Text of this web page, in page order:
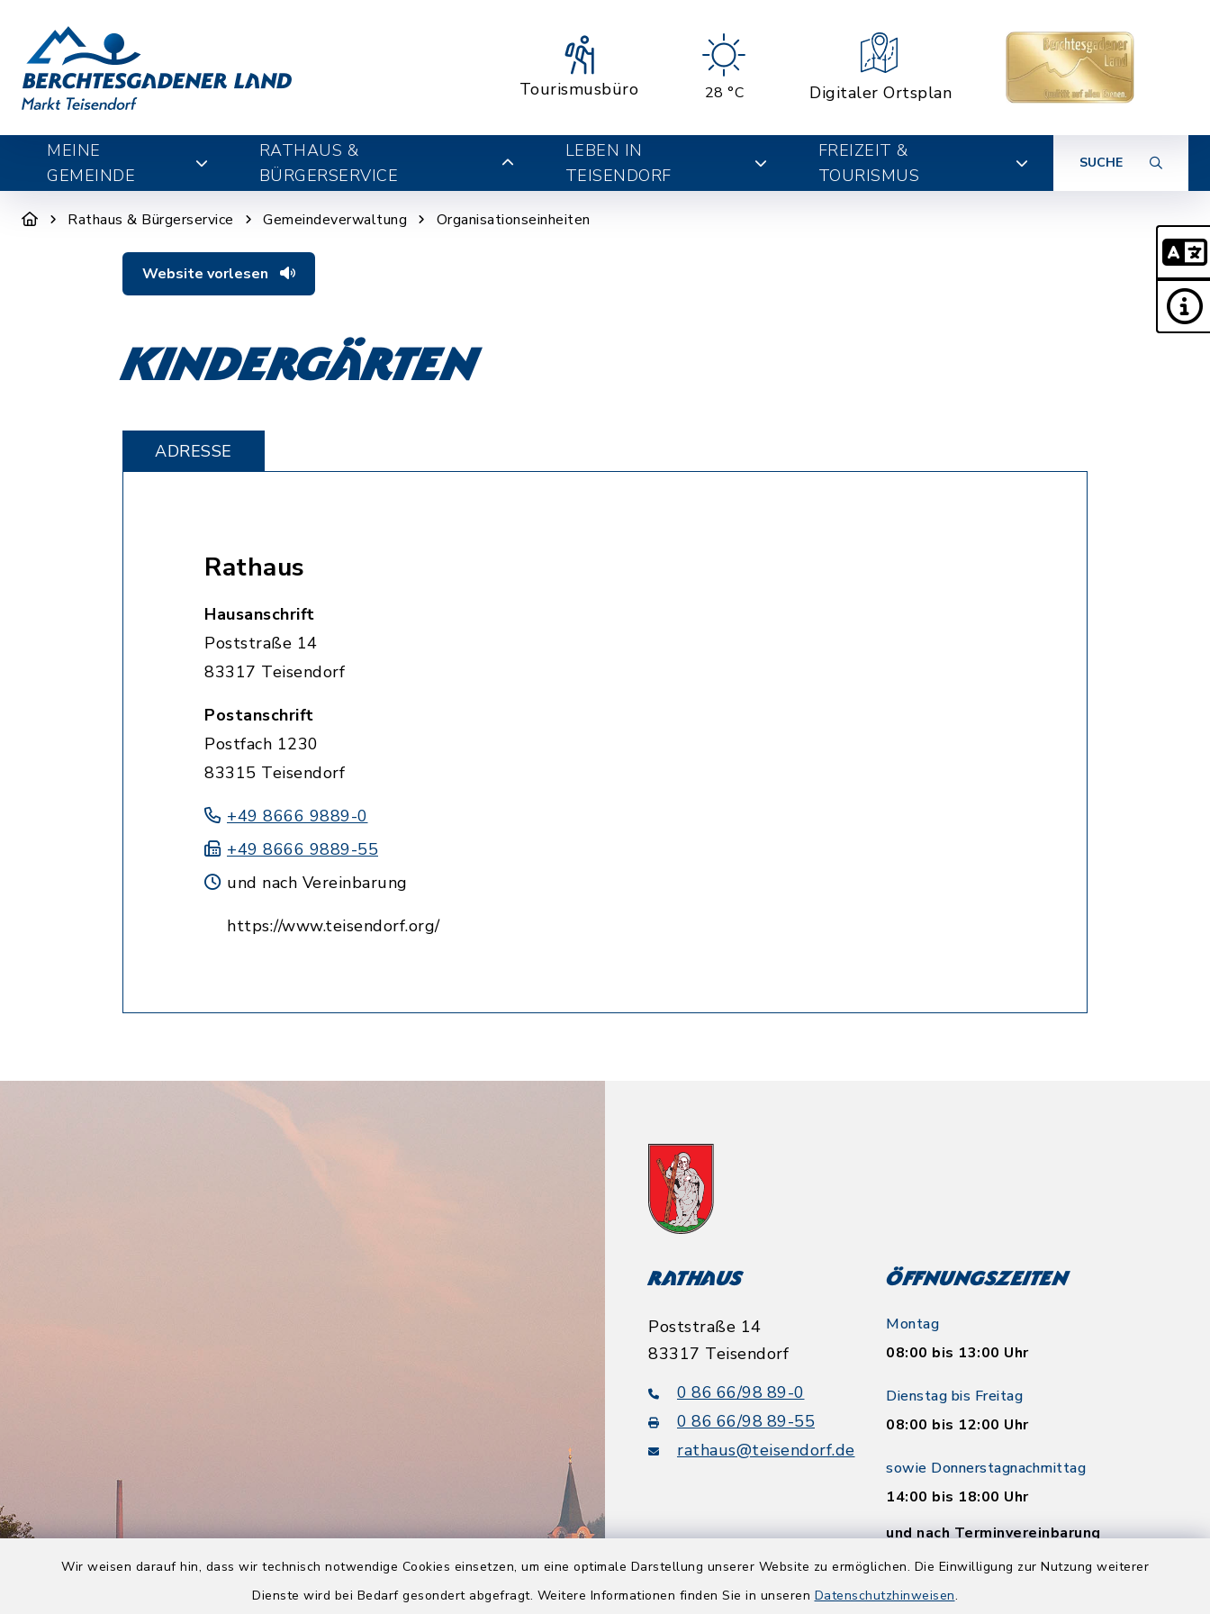
Wir weisen darauf hin, dass wir technisch notwendige Cookies einsetzen, um eine optimale Darstellung unserer Website zu ermöglichen. Die Einwilligung zur Nutzung weiterer
Dienste wird bei Bedarf gesondert abgefragt. Weitere Informationen finden Sie in unseren Datenschutzhinweisen.
Tourismusbüro 28 °C Digitaler Ortsplan
MEINE
GEMEINDE
RATHAUS &
BÜRGERSERVICE
LEBEN IN
TEISENDORF
FREIZEIT &
TOURISMUS
SUCHE
Rathaus & Bürgerservice Gemeindeverwaltung Organisationseinheiten
Website vorlesen
Kindergärten
ADRESSE
Rathaus
Hausanschrift
Poststraße 14
83317 Teisendorf
Postanschrift
Postfach 1230
83315 Teisendorf
+49 8666 9889-0
+49 8666 9889-55
und nach Vereinbarung
https://www.teisendorf.org/
Rathaus
Poststraße 14
83317 Teisendorf
0 86 66/98 89-0
0 86 66/98 89-55
rathaus@teisendorf.de
Öffnungszeiten
Montag
08:00 bis 13:00 Uhr
Dienstag bis Freitag
08:00 bis 12:00 Uhr
sowie Donnerstagnachmittag
14:00 bis 18:00 Uhr
und nach Terminvereinbarung
Quicklinks